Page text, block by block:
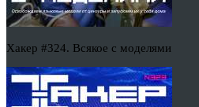
Хакер #324. Всякое с моделями